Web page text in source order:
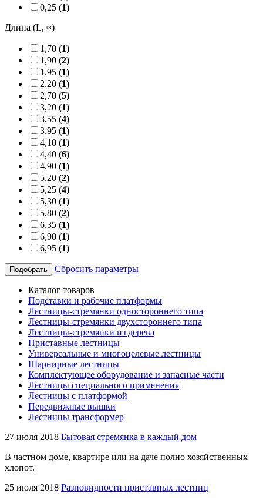
0,25 (1)
Длина (L, ≈)
1,70 (1)
1,90 (2)
1,95 (1)
2,20 (1)
2,70 (5)
3,20 (1)
3,55 (4)
3,95 (1)
4,10 (1)
4,40 (6)
4,90 (1)
5,20 (2)
5,25 (4)
5,30 (1)
5,80 (2)
6,35 (1)
6,90 (1)
6,95 (1)
Подобрать Сбросить параметры
Каталог товаров
Подставки и рабочие платформы
Лестницы-стремянки одностороннего типа
Лестницы-стремянки двухстороннего типа
Лестницы-стремянки из дерева
Приставные лестницы
Универсальные и многоцелевые лестницы
Шарнирные лестницы
Комплектующее оборудование и запасные части
Лестницы специального применения
Лестницы с платформой
Передвижные вышки
Лестницы трансформер
27 июля 2018 Бытовая стремянка в каждый дом
В частном доме, квартире или на даче полно хозяйственных
хлопот.
25 июля 2018 Разновидности приставных лестниц